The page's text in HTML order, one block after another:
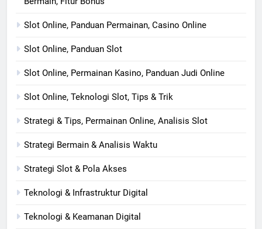
Slot Online, Panduan Permainan, Casino Online
Slot Online, Panduan Slot
Slot Online, Permainan Kasino, Panduan Judi Online
Slot Online, Teknologi Slot, Tips & Trik
Strategi & Tips, Permainan Online, Analisis Slot
Strategi Bermain & Analisis Waktu
Strategi Slot & Pola Akses
Teknologi & Infrastruktur Digital
Teknologi & Keamanan Digital